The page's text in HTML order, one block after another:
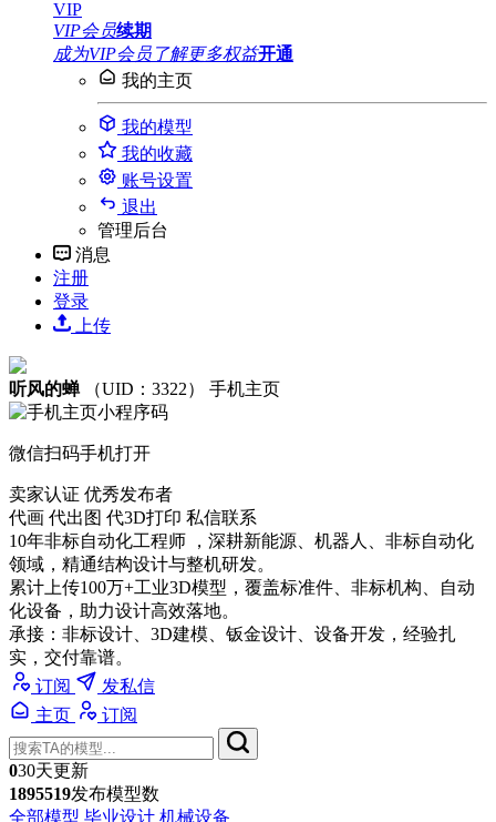
VIP
VIP会员续期
成为VIP会员 了解更多权益开通
我的主页
我的模型
我的收藏
账号设置
退出
管理后台
消息
注册
登录
上传
听风的蝉 （UID：3322） 手机主页
微信扫码手机打开
卖家认证 优秀发布者
代画 代出图 代3D打印 私信联系
10年非标自动化工程师 ，深耕新能源、机器人、非标自动化
领域，精通结构设计与整机研发。
累计上传100万+工业3D模型，覆盖标准件、非标机构、自动
化设备，助力设计高效落地。
承接：非标设计、3D建模、钣金设计、设备开发，经验扎
实，交付靠谱。
订阅
发私信
主页
订阅
030天更新
1895519发布模型数
全部模型 毕业设计 机械设备